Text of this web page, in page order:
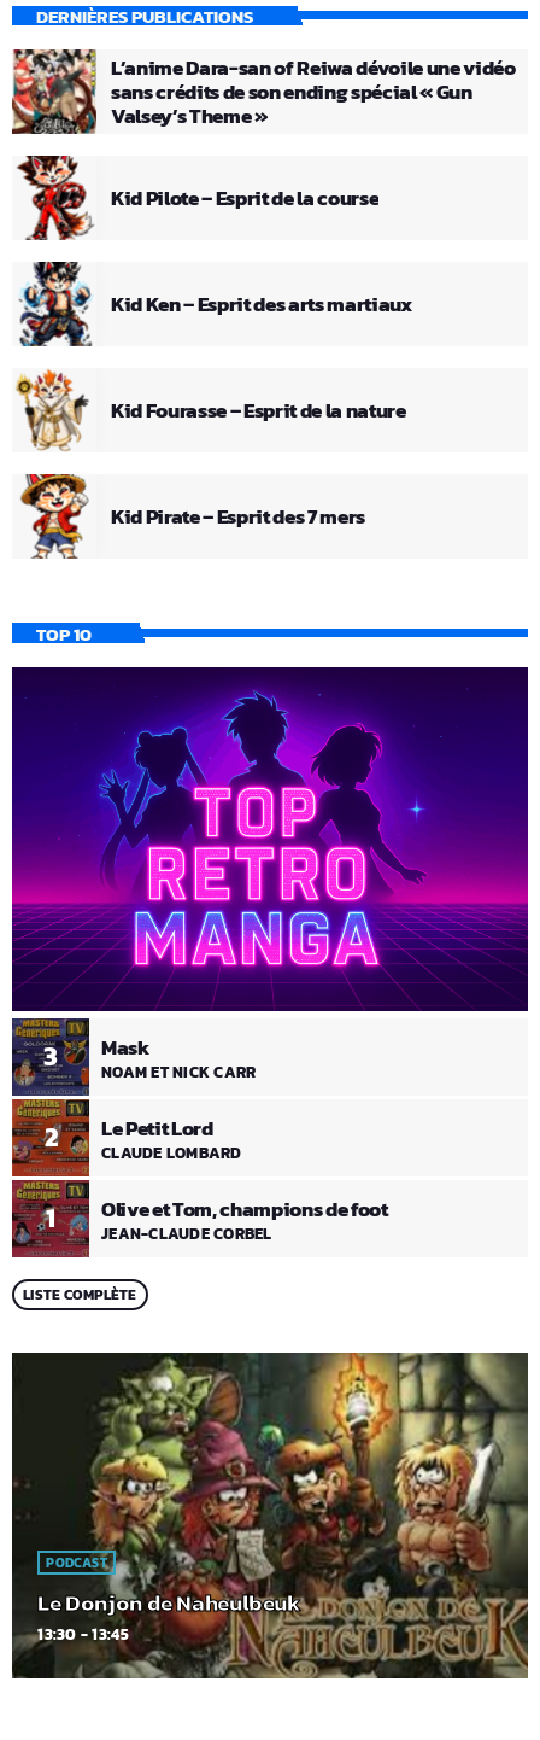
DERNIÈRES PUBLICATIONS
L’anime Dara-san of Reiwa dévoile une vidéo
sans crédits de son ending spécial « Gun
Valsey’s Theme »
Kid Pilote – Esprit de la course
Kid Ken – Esprit des arts martiaux
Kid Fourasse – Esprit de la nature
Kid Pirate – Esprit des 7 mers
TOP 10
1 Olive et Tom, champions de foot
JEAN-CLAUDE CORBEL
2 Le Petit Lord
CLAUDE LOMBARD
3 Mask
NOAM ET NICK CARR
LISTE COMPLÈTE
PODCAST
Le Donjon de Naheulbeuk
13:30 - 13:45